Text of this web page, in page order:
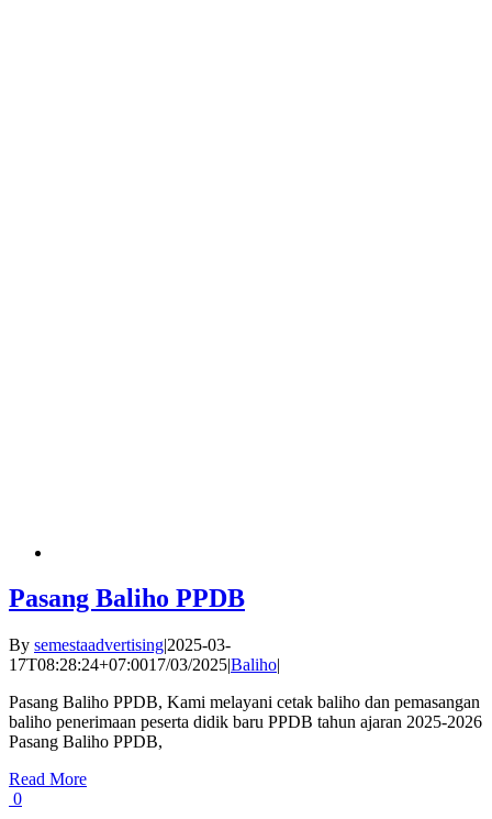
Pasang Baliho PPDB
By semestaadvertising|2025-03-
17T08:28:24+07:0017/03/2025|Baliho|
Pasang Baliho PPDB, Kami melayani cetak baliho dan pemasangan
baliho penerimaan peserta didik baru PPDB tahun ajaran 2025-2026
Pasang Baliho PPDB,
Read More
0